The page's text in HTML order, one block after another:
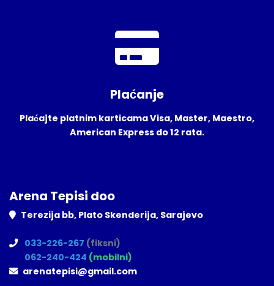
Plaćanje
Plaćajte platnim karticama Visa, Master, Maestro,
American Express do 12 rata.
Arena Tepisi doo
Terezija bb, Plato Skenderija, Sarajevo
033-226-267 (fiksni)
062-240-424 (mobilni)
arenatepisi@gmail.com